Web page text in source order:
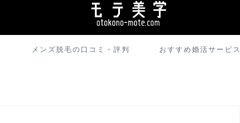
メンズ脱毛の口コミ・評判 おすすめ婚活サービス